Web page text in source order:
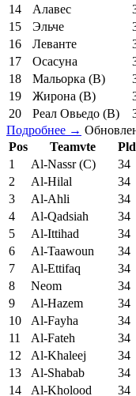
14
Алавес
15
Эльче
16
Леванте
17
Осасуна
18
Мальорка (В)
19
Жирона (В)
20
Реал Овьедо (В)
Подробнее →
Pos
Teamvte Pld
1
Al-Nassr (C) 34
2
Al-Hilal 34
3
Al-Ahli 34
4
Al-Qadsiah 34
5
Al-Ittihad 34
6
Al-Taawoun 34
7
Al-Ettifaq 34
8
Neom 34
9
Al-Hazem 34
10
Al-Fayha 34
11
Al-Fateh 34
12
Al-Khaleej 34
13
Al-Shabab 34
14
Al-Kholood 34